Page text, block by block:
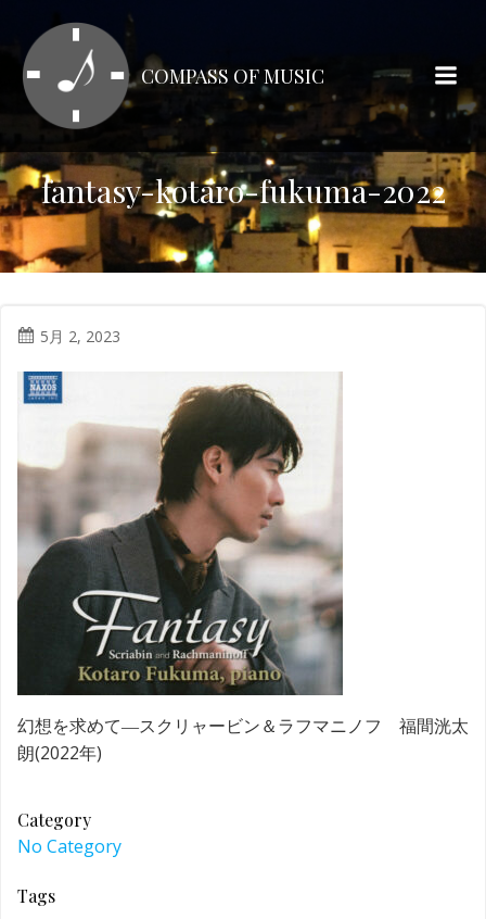
テ
ン
ツ
ス
キ
ッ
プ
COMPASS OF MUSIC
fantasy-kotaro-fukuma-2022
5月 2, 2023
幻想を求めて―スクリャービン＆ラフマニノフ 福間洸太
朗(2022年)
Category
No Category
Tags